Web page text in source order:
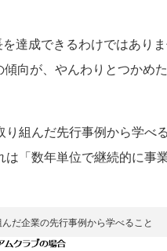
達成できるわけではあり
向が、やんわりとつかめ
組んだ先行事例から学べ
「数年単位で継続的に事
だ企業の先行事例から学べること